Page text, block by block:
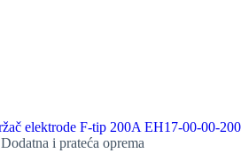
Dodatna i prateća oprema